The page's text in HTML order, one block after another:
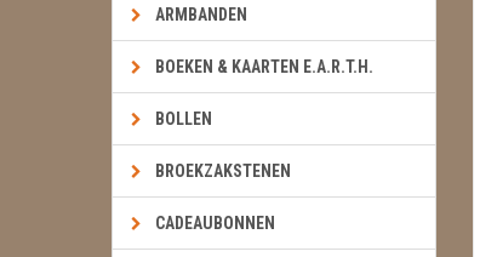
ARMBANDEN
BOEKEN & KAARTEN E.A.R.T.H.
BOLLEN
BROEKZAKSTENEN
CADEAUBONNEN